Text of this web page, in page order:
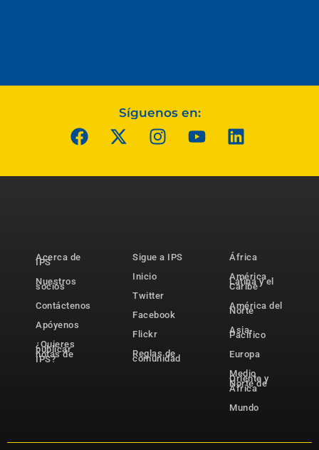
Síguenos en:
Acerca de
IPS
Nuestros
socios
Contáctenos
Apóyenos
¿Quieres
publicar
notas de
IPS?
Sigue a IPS
Inicio
Twitter
Facebook
Flickr
Reglas de
comunidad
África
América
Latina y el
Caribe
América del
Norte
Asia-
Pacífico
Europa
Medio
Oriente y
Norte de
África
Mundo